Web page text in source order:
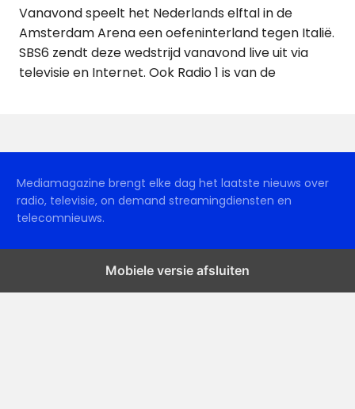
Vanavond speelt het Nederlands elftal in de
Amsterdam Arena een oefeninterland tegen Italië.
SBS6 zendt deze wedstrijd vanavond live uit via
televisie en Internet. Ook Radio 1 is van de
Mediamagazine brengt elke dag het laatste nieuws over
radio, televisie, on demand streamingdiensten en
telecomnieuws.
Mobiele versie afsluiten